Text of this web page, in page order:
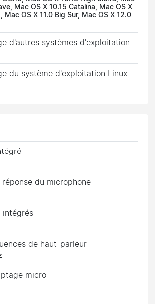
Mac OS X 10.15 Catalina, Mac OS X
Mac OS X 11.0 Big Sur, Mac OS X 12.0
d'autres systèmes d'exploitation
du système d'exploitation Linux
réponse du microphone
intégrés
de haut-parleur
micro